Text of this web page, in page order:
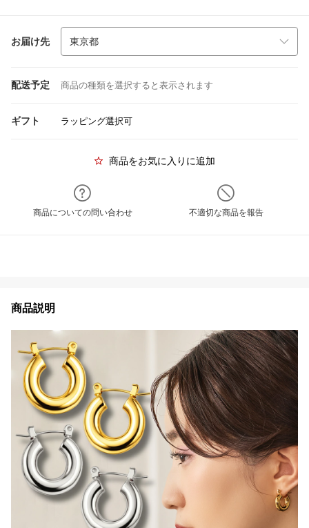
お届け先
配送予定 商品の種類を選択すると表示されます
ギフト ラッピング選択可
商品をお気に入りに追加
商品についての問い合わせ 不適切な商品を報告
商品説明